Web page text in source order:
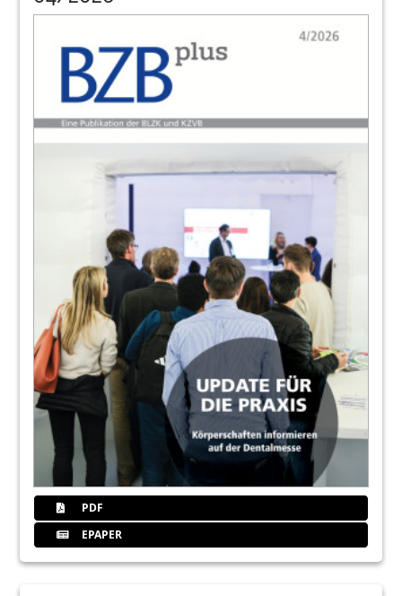
Dr. Brigitte Hermann, Geschäftsführerin der
LAGZ
Vorschau auf die nächste Ausgabe des
BZB
Redaktion
PDF
EPAPER